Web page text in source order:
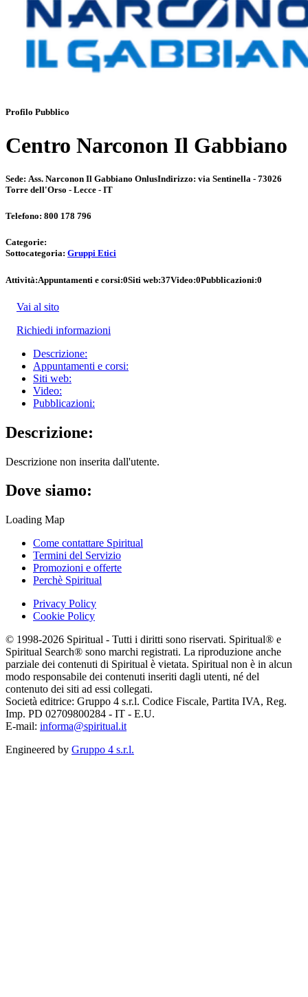
Profilo Pubblico
Centro Narconon Il Gabbiano
Sede: Ass. Narconon Il Gabbiano OnlusIndirizzo: via Sentinella - 73026
Torre dell'Orso - Lecce - IT
Telefono: 800 178 796
Categorie:
Sottocategoria: Gruppi Etici
Attività:Appuntamenti e corsi:0Siti web:37Video:0Pubblicazioni:0
Vai al sito
Richiedi informazioni
Descrizione:
Appuntamenti e corsi:
Siti web:
Video:
Pubblicazioni:
Descrizione:
Descrizione non inserita dall'utente.
Dove siamo:
Loading Map
Come contattare Spiritual
Termini del Servizio
Promozioni e offerte
Perchè Spiritual
Privacy Policy
Cookie Policy
© 1998-2026 Spiritual - Tutti i diritti sono riservati. Spiritual® e
Spiritual Search® sono marchi registrati. La riproduzione anche
parziale dei contenuti di Spiritual è vietata. Spiritual non è in alcun
modo responsabile dei contenuti inseriti dagli utenti, né del
contenuto dei siti ad essi collegati.
Società editrice: Gruppo 4 s.r.l. Codice Fiscale, Partita IVA, Reg.
Imp. PD 02709800284 - IT - E.U.
E-mail: informa@spiritual.it
Engineered by Gruppo 4 s.r.l.